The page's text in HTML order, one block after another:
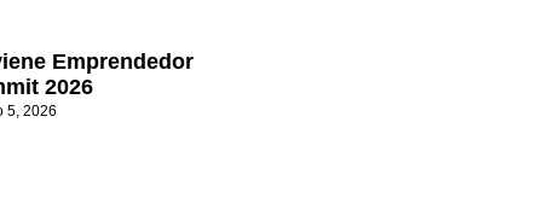
Emprendedor
2026
5, 2026